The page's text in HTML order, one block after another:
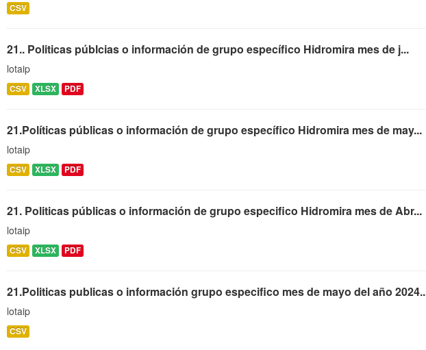
CSV
21.. Politicas públcias o información de grupo específico Hidromira mes de j...
lotaip
CSV XLSX PDF
21.Políticas públicas o información de grupo específico Hidromira mes de may...
lotaip
CSV XLSX PDF
21. Politicas públicas o información de grupo especifico Hidromira mes de Abr...
lotaip
CSV XLSX PDF
21.Politicas publicas o información grupo especifico mes de mayo del año 2024..
lotaip
CSV